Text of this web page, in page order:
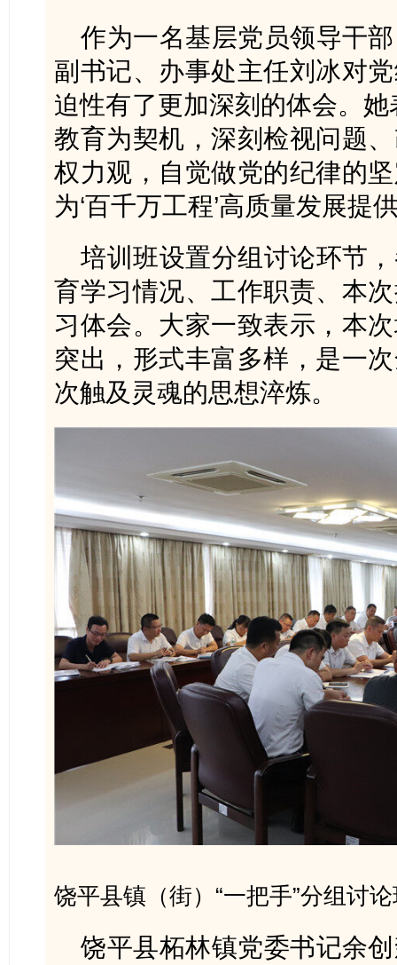
作为一名基层党员领导干
副书记、办事处主任刘冰对
迫性有了更加深刻的体会。
教育为契机，深刻检视问题
权力观，自觉做党的纪律的
为‘百千万工程’高质量发展提
培训班设置分组讨论环节
育学习情况、工作职责、本
习体会。大家一致表示，本
突出，形式丰富多样，是一
次触及灵魂的思想淬炼。
饶平县镇（街）“一把手”分组讨
饶平县柘林镇党委书记余